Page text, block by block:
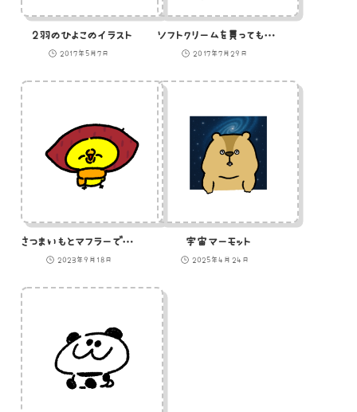
2羽のひよこのイラスト
2017年5月7日
ソフトクリームを買ってもらってウキウキのひよこのイラスト
2017年7月29日
さつまいもとマフラーで秋っぽさを演出するひよこ
2023年9月18日
宇宙マーモット
2025年4月24日